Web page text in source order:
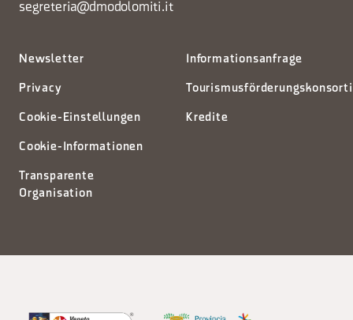
segreteria@dmodolomiti.it
Newsletter
Privacy
Cookie-Einstellungen
Cookie-Informationen
Transparente
Organisation
Informationsanfrage
Kredite